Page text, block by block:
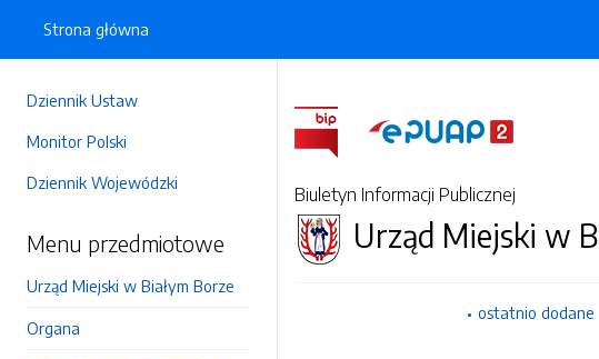
Dziennik Ustaw
Monitor Polski
Dziennik Wojewódzki
Menu przedmiotowe
Urząd Miejski w Białym Borze
Organa
Strona główna
Biuletyn Informacji Publicznej
Urząd Miejski w
ostatnio dodane